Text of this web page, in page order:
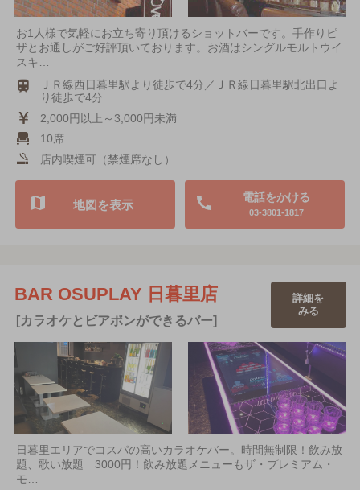
お1人様で気軽にお立ち寄り頂けるショットバーです。手作りピ
ザとお通しがご好評頂いております。お酒はシングルモルトウイ
スキ…
ＪＲ線西日暮里駅より徒歩で4分／ＪＲ線日暮里駅北出口よ
り徒歩で4分
2,000円以上～3,000円未満
10席
店内喫煙可（禁煙席なし）
電話をかける
03-3801-1817
地図を表示
BAR OSUPLAY 日暮里店
[カラオケとビアポンができるバー]
詳細を
みる
日暮里エリアでコスパの高いカラオケバー。時間無制限！飲み放
題、歌い放題 3000円！飲み放題メニューもザ・プレミアム・
モ…